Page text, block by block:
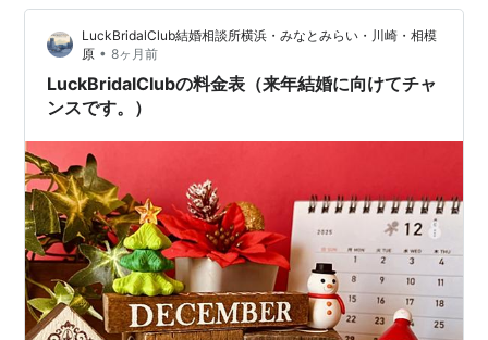
¥8,600 (最安) 月々の固定費を抑える…
LuckBridalClub結婚相談所横浜・みなとみらい・川崎・相模
原 • 8ヶ月前
LuckBridalClubの料金表（来年結婚に向けてチャ
ンスです。）